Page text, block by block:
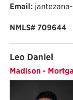
Email:
NMLS# 709644
Leo Daniel
Madison -